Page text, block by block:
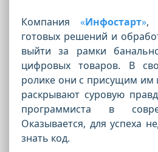
Компания «Инфостарт»,
готовых решений и
выйти за рамки
цифровых товаров. В
ролике они с присущим
раскрывают суровую
программиста в
Оказывается, для успеха
знать код.